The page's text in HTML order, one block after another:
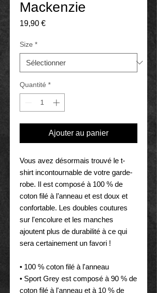
Mackenzie
19,90 €Prix
Size *
Quantité *
Ajouter au panier
Vous avez désormais trouvé le t-
shirt incontournable de votre garde-
robe. Il est composé à 100 % de
coton filé à l’anneau et est doux et
confortable. Les doubles coutures
sur l'encolure et les manches
ajoutent plus de durabilité à ce qui
sera certainement un favori !
• 100 % coton filé à l'anneau
• Sport Grey est composé à 90 % de
coton filé à l'anneau et à 10 % de